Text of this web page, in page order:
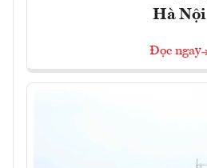
Hà Nội
Đọc ngay